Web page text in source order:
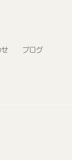
せ ブログ